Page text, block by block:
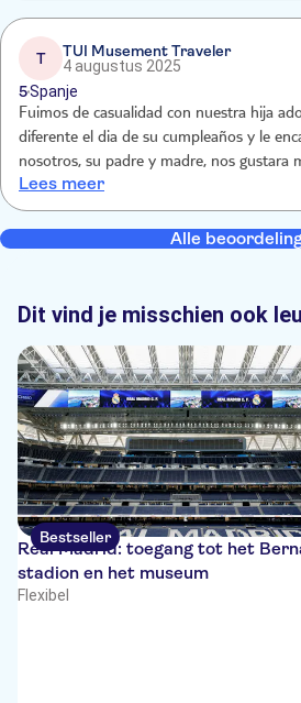
T
TUI Musement Traveler
4 augustus 2025
5Spanje
Fuimos de casualidad con nuestra hija
diferente el dia de su cumpleaños y le
nosotros, su padre y madre, nos gustara
Lees meer
Alle
Dit vind je misschien ook
Bestseller
Real Madrid: toegang tot het
stadion en het museum
Flexibel